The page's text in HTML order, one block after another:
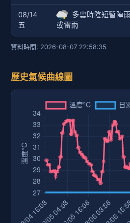
08/14
五
多雲時陰短暫陣雨
或雷雨
資料時間: 2026-08-07 22:58:35
歷史氣候曲線圖